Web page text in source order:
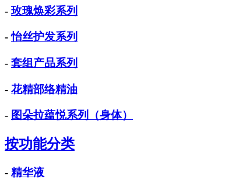
- 玫瑰焕彩系列
-怡丝护发系列
- 套组产品系列
- 花精部络精油
- 图朵拉蕴悦系列（身体）
按功能分类
- 精华液